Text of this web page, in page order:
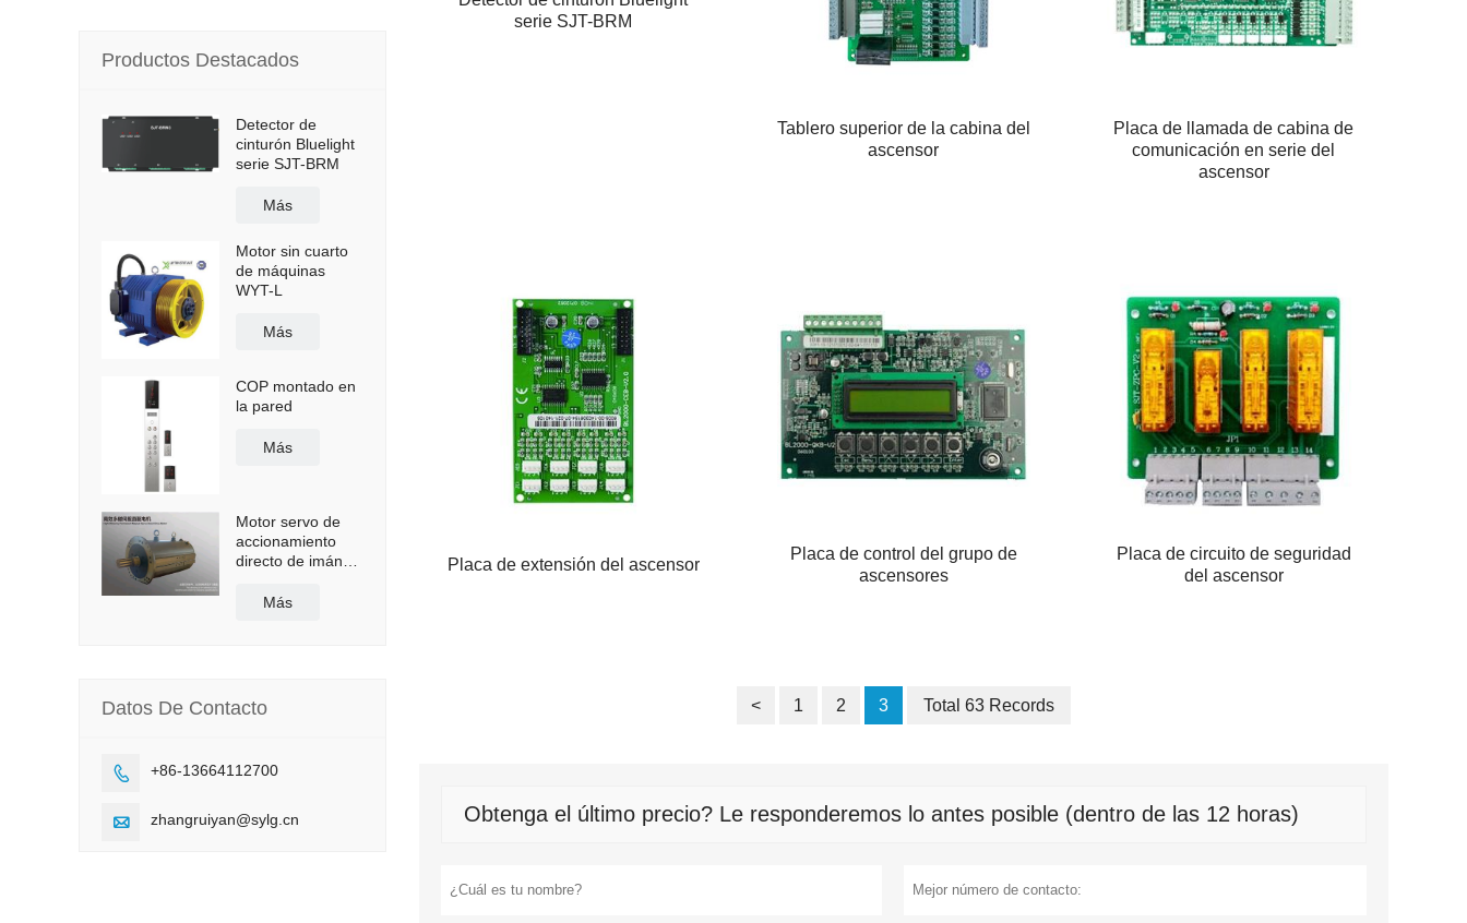
serie SJT-BRM
Tablero superior de la cabina del
ascensor
Placa de llamada de cabina de
comunicación en serie del
ascensor
Placa de extensión del ascensor
Placa de control del grupo de
ascensores
Placa de circuito de seguridad
del ascensor
< 1 2 3 Total 63 Records
Obtenga el último precio? Le responderemos lo antes posible (dentro de las 12 horas)
Productos Destacados
Detector de
cinturón Bluelight
serie SJT-BRM
Más
Motor sin cuarto
de máquinas
WYT-L
Más
COP montado en
la pared
Más
Motor servo de
accionamiento
directo de imán
alta eficiencia con
Más
Datos De Contacto
 +86-13664112700
 zhangruiyan@sylg.cn